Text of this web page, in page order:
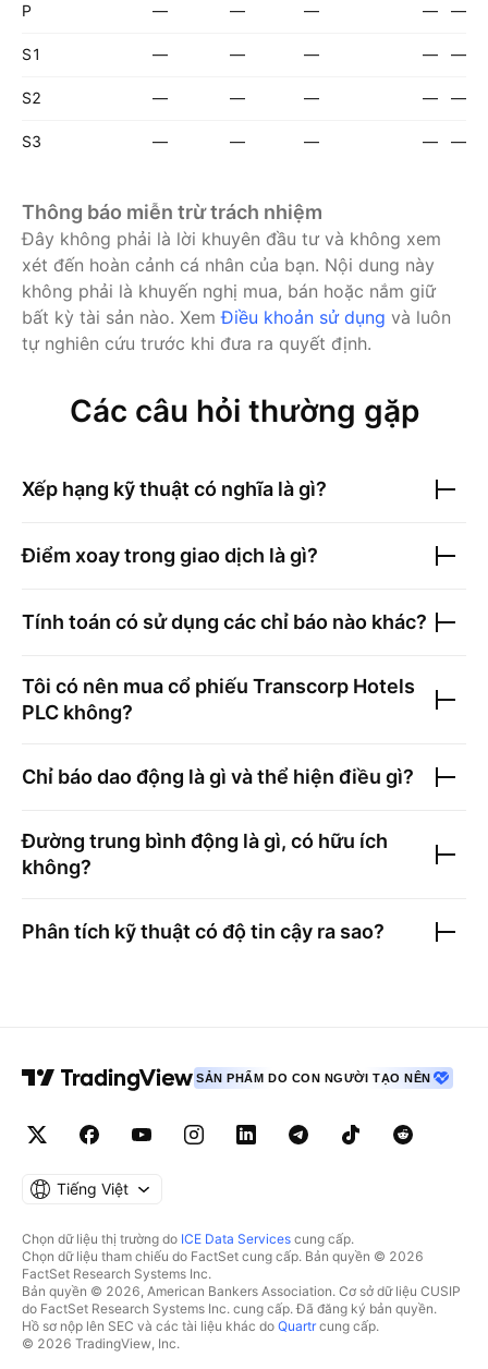
P — — — — —
S1 — — — — —
S2 — — — — —
S3 — — — — —
Thông báo miễn trừ trách nhiệm
Đây không phải là lời khuyên đầu tư và không xem
xét đến hoàn cảnh cá nhân của bạn. Nội dung này
không phải là khuyến nghị mua, bán hoặc nắm giữ
bất kỳ tài sản nào. XemĐiều khoản sử dụng và luôn
tự nghiên cứu trước khi đưa ra quyết định.
Các câu hỏi thường gặp
Xếp hạng kỹ thuật có nghĩa là gì?
Điểm xoay trong giao dịch là gì?
Tính toán có sử dụng các chỉ báo nào khác?
Tôi có nên mua cổ phiếu Transcorp Hotels
PLC không?
Chỉ báo dao động là gì và thể hiện điều gì?
Đường trung bình động là gì, có hữu ích
không?
Phân tích kỹ thuật có độ tin cậy ra sao?
SẢN PHẨM DO CON NGƯỜI TẠO NÊN
Tiếng Việt
Chọn dữ liệu thị trường do ICE Data Services cung cấp.
Chọn dữ liệu tham chiếu do FactSet cung cấp. Bản quyền © 2026
FactSet Research Systems Inc.
Bản quyền © 2026, American Bankers Association. Cơ sở dữ liệu CUSIP
do FactSet Research Systems Inc. cung cấp. Đã đăng ký bản quyền.
Hồ sơ nộp lên SEC và các tài liệu khác do Quartrcung cấp.
© 2026 TradingView, Inc.